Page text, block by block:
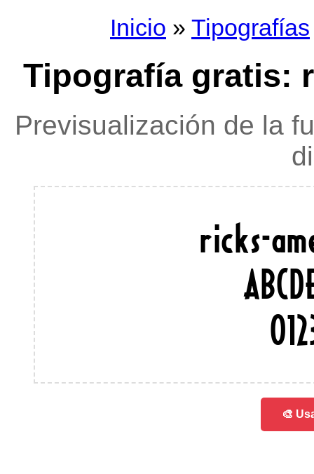
Inicio » Tipografías
Tipografía gratis:
Previsualización de la
ricks-
🎨